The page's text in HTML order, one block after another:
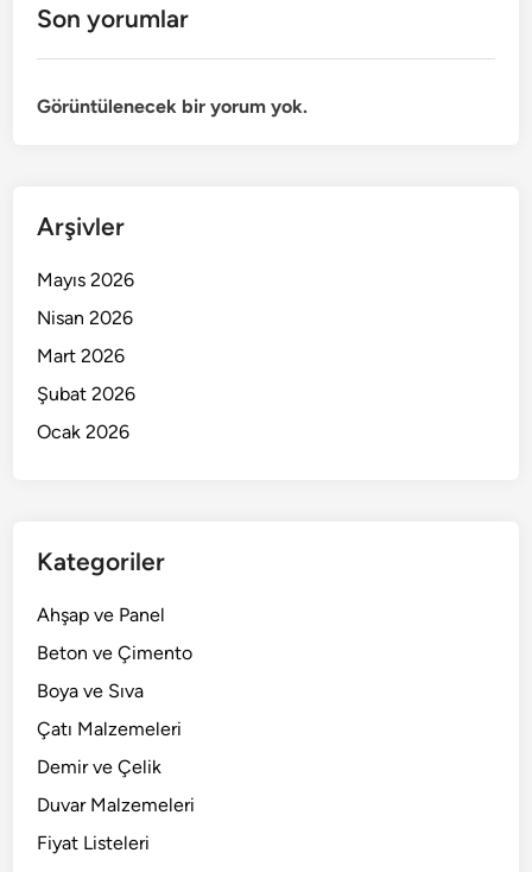
Son yorumlar
Görüntülenecek bir yorum yok.
Arşivler
Mayıs 2026
Nisan 2026
Mart 2026
Şubat 2026
Ocak 2026
Kategoriler
Ahşap ve Panel
Beton ve Çimento
Boya ve Sıva
Çatı Malzemeleri
Demir ve Çelik
Duvar Malzemeleri
Fiyat Listeleri